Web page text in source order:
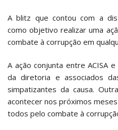
A blitz que contou com a
como objetivo realizar uma
combate à corrupção em
A ação conjunta entre ACISA
da diretoria e associados
simpatizantes da causa.
acontecer nos próximos
todos pelo combate à